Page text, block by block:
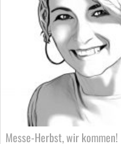
Messe-Herbst, wir kommen!